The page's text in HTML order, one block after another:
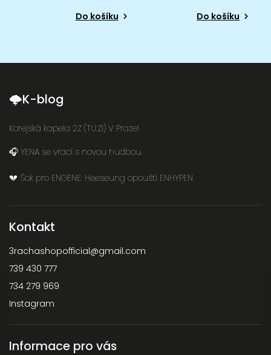
Do košíku Do košíku
🌩K-blog
Korejská kapela 2Z (TU:ZI) V Praze!
🎧 YENA se vrací s novou hudbou.
💔 Šok pro ENGENE: Heeseung opouští ENHYPEN
Kontakt
3rachashopofficial@gmail.com
739 430 777
734 279 969
Instagram
Informace pro vás